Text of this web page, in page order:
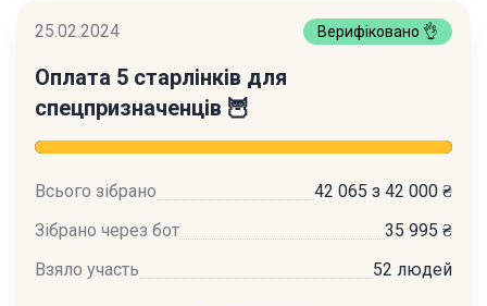
25.02.2024 Верифіковано 👌
Оплата 5 старлінків для
спецпризначенців 🦉
Всього зібрано
42 065 з 42 000 ₴
Зібрано через бот
35 995 ₴
Взяло участь
52 людей